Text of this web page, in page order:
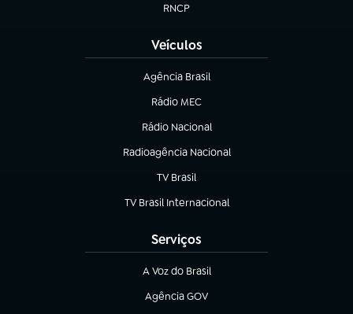
RNCP
(abre em nova aba)
Veículos
Agência Brasil
(abre em nova aba)
Rádio MEC
(abre em nova aba)
Rádio Nacional
Radioagência Nacional
(abre em nova aba)
TV Brasil
(abre em nova aba)
TV Brasil Internacional
(abre em nova aba)
Serviços
A Voz do Brasil
(abre em nova aba)
Agência GOV
(abre em nova aba)